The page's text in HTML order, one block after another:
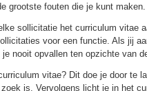
grootste fouten die je kunt maken.
sollicitatie het curriculum vitae
voor een functie. Als jij
je nooit opvallen ten opzichte van
vitae? Dit doe je door te
is. Vervolgens licht je in het